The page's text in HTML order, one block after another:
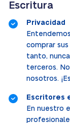
Escritura
Privacidad
comprar
tanto,
terceros.
nosotros.
Escritores
En nuestro